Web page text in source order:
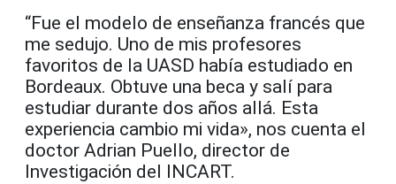
“Fue el modelo de enseñanza francés que
me sedujo. Uno de mis profesores
favoritos de la UASD había estudiado en
Bordeaux. Obtuve una beca y salí para
estudiar durante dos años allá. Esta
experiencia cambio mi vida», nos cuenta el
doctor Adrian Puello, director de
Investigación del INCART.